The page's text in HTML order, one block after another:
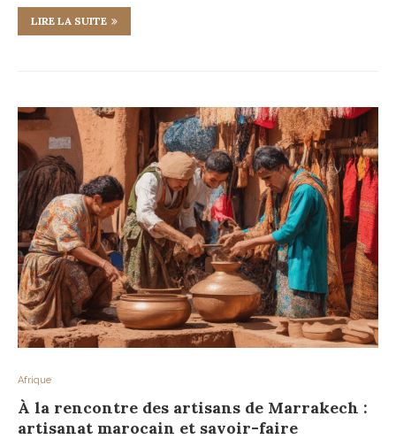
LIRE LA SUITE
Afrique
À la rencontre des artisans de Marrakech :
artisanat marocain et savoir-faire